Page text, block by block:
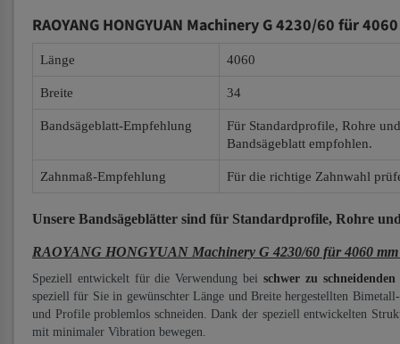
RAOYANG HONGYUAN Machinery G 4230/60 für
Länge 4060
Breite 34
Bandsägeblatt-Empfehlung
Für Standardprofile, Rohre
Bandsägeblatt empfohlen.
Zahnmaß-Empfehlung Für die richtige Zahnwahl
Unsere Bandsägeblätter sind für Standardprofile, Rohre
RAOYANG HONGYUAN Machinery G 4230/60 für 4060
Speziell entwickelt für die Verwendung bei schwer zu
speziell für Sie in gewünschter Länge und Breite hergestellten
und Profile problemlos schneiden. Dank der speziell entwickelten
mit minimaler Vibration bewegen.